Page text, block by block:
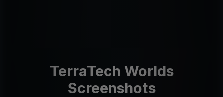
TerraTech Worlds
Screenshots